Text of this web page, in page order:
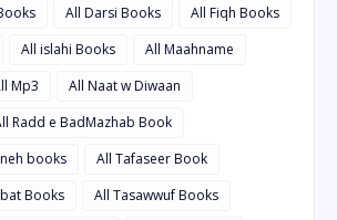
All Darsi Books
All Fiqh Books
All islahi Books
All Maahname
Mp3
All Naat w Diwaan
Radd e BadMazhab Book
books
All Tafaseer Book
Books
All Tasawwuf Books